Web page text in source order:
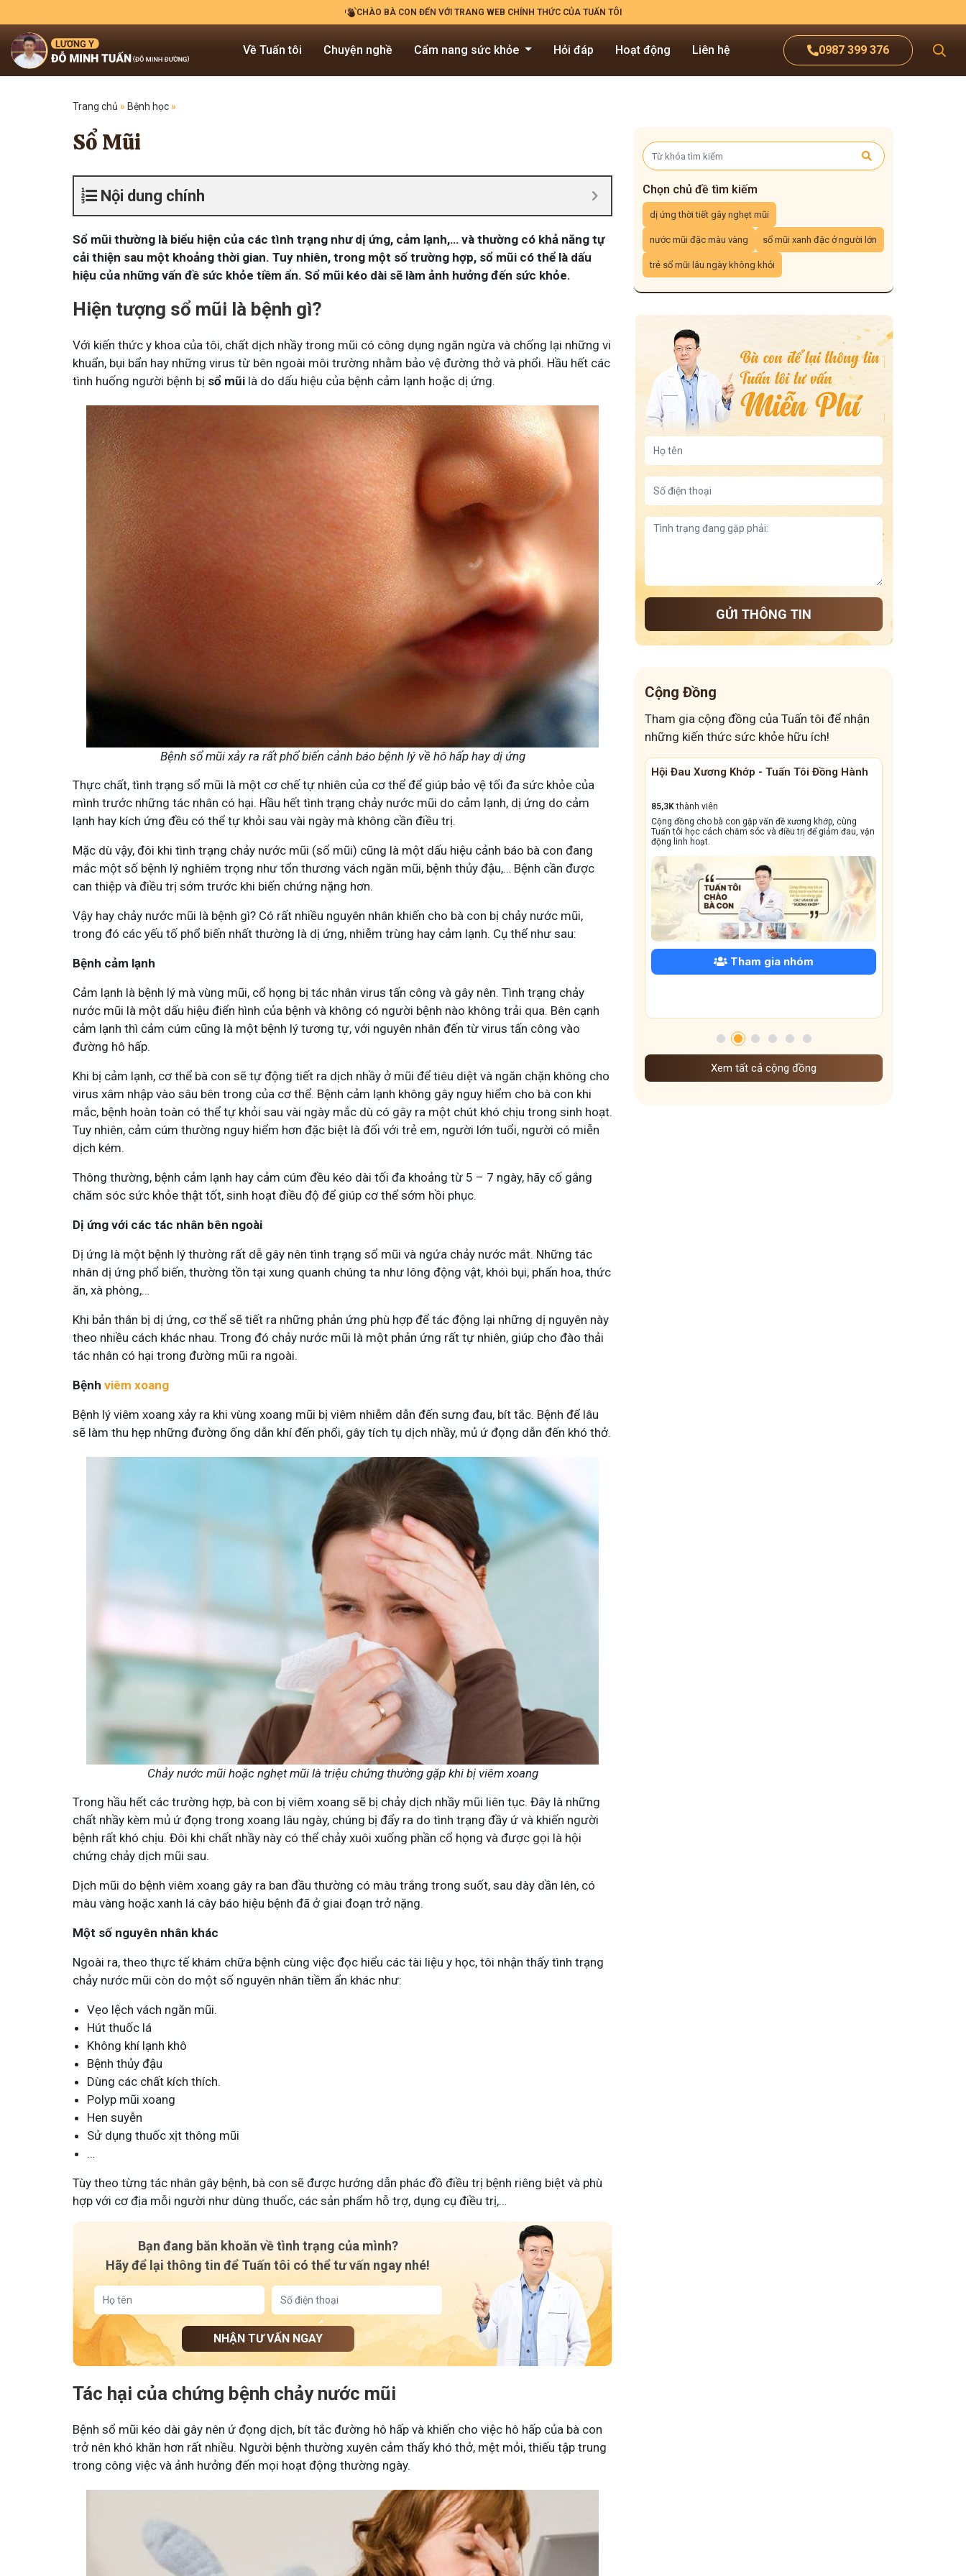
CHÀO BÀ CON ĐẾN VỚI TRANG WEB CHÍNH THỨC CỦA TUẤN TÔI
0987 399 376
Về Tuấn tôi Chuyện nghề Cẩm nang sức khỏe Hỏi đáp Hoạt động Liên hệ
Trang chủ » Bệnh học »
Sổ Mũi
Nội dung chính
Sổ mũi thường là biểu hiện của các tình trạng như dị ứng, cảm lạnh,… và thường có khả năng tự
cải thiện sau một khoảng thời gian. Tuy nhiên, trong một số trường hợp, sổ mũi có thể là dấu
hiệu của những vấn đề sức khỏe tiềm ẩn. Sổ mũi kéo dài sẽ làm ảnh hưởng đến sức khỏe.
Hiện tượng sổ mũi là bệnh gì?
Với kiến thức y khoa của tôi, chất dịch nhầy trong mũi có công dụng ngăn ngừa và chống lại những vi
khuẩn, bụi bẩn hay những virus từ bên ngoài môi trường nhằm bảo vệ đường thở và phổi. Hầu hết các
tình huống người bệnh bị sổ mũi là do dấu hiệu của bệnh cảm lạnh hoặc dị ứng.
Bệnh sổ mũi xảy ra rất phổ biến cảnh báo bệnh lý về hô hấp hay dị ứng
Thực chất, tình trạng sổ mũi là một cơ chế tự nhiên của cơ thể để giúp bảo vệ tối đa sức khỏe của
mình trước những tác nhân có hại. Hầu hết tình trạng chảy nước mũi do cảm lạnh, dị ứng do cảm
lạnh hay kích ứng đều có thể tự khỏi sau vài ngày mà không cần điều trị.
Mặc dù vậy, đôi khi tình trạng chảy nước mũi (sổ mũi) cũng là một dấu hiệu cảnh báo bà con đang
mắc một số bệnh lý nghiêm trọng như tổn thương vách ngăn mũi, bệnh thủy đậu,… Bệnh cần được
can thiệp và điều trị sớm trước khi biến chứng nặng hơn.
Vậy hay chảy nước mũi là bệnh gì? Có rất nhiều nguyên nhân khiến cho bà con bị chảy nước mũi,
trong đó các yếu tố phổ biến nhất thường là dị ứng, nhiễm trùng hay cảm lạnh. Cụ thể như sau:
Bệnh cảm lạnh
Cảm lạnh là bệnh lý mà vùng mũi, cổ họng bị tác nhân virus tấn công và gây nên. Tình trạng chảy
nước mũi là một dấu hiệu điển hình của bệnh và không có người bệnh nào không trải qua. Bên cạnh
cảm lạnh thì cảm cúm cũng là một bệnh lý tương tự, với nguyên nhân đến từ virus tấn công vào
đường hô hấp.
Khi bị cảm lạnh, cơ thể bà con sẽ tự động tiết ra dịch nhầy ở mũi để tiêu diệt và ngăn chặn không cho
virus xâm nhập vào sâu bên trong của cơ thể. Bệnh cảm lạnh không gây nguy hiểm cho bà con khi
mắc, bệnh hoàn toàn có thể tự khỏi sau vài ngày mắc dù có gây ra một chút khó chịu trong sinh hoạt.
Tuy nhiên, cảm cúm thường nguy hiểm hơn đặc biệt là đối với trẻ em, người lớn tuổi, người có miễn
dịch kém.
Thông thường, bệnh cảm lạnh hay cảm cúm đều kéo dài tối đa khoảng từ 5 – 7 ngày, hãy cố gắng
chăm sóc sức khỏe thật tốt, sinh hoạt điều độ để giúp cơ thể sớm hồi phục.
Dị ứng với các tác nhân bên ngoài
Dị ứng là một bệnh lý thường rất dễ gây nên tình trạng sổ mũi và ngứa chảy nước mắt. Những tác
nhân dị ứng phổ biến, thường tồn tại xung quanh chúng ta như lông động vật, khói bụi, phấn hoa, thức
ăn, xà phòng,…
Khi bản thân bị dị ứng, cơ thể sẽ tiết ra những phản ứng phù hợp để tác động lại những dị nguyên này
theo nhiều cách khác nhau. Trong đó chảy nước mũi là một phản ứng rất tự nhiên, giúp cho đào thải
tác nhân có hại trong đường mũi ra ngoài.
Bệnh viêm xoang
Bệnh lý viêm xoang xảy ra khi vùng xoang mũi bị viêm nhiễm dẫn đến sưng đau, bít tắc. Bệnh để lâu
sẽ làm thu hẹp những đường ống dẫn khí đến phổi, gây tích tụ dịch nhầy, mủ ứ đọng dẫn đến khó thở.
Chảy nước mũi hoặc nghẹt mũi là triệu chứng thường gặp khi bị viêm xoang
Trong hầu hết các trường hợp, bà con bị viêm xoang sẽ bị chảy dịch nhầy mũi liên tục. Đây là những
chất nhầy kèm mủ ứ đọng trong xoang lâu ngày, chúng bị đẩy ra do tình trạng đầy ứ và khiến người
bệnh rất khó chịu. Đôi khi chất nhầy này có thể chảy xuôi xuống phần cổ họng và được gọi là hội
chứng chảy dịch mũi sau.
Dịch mũi do bệnh viêm xoang gây ra ban đầu thường có màu trắng trong suốt, sau dày dần lên, có
màu vàng hoặc xanh lá cây báo hiệu bệnh đã ở giai đoạn trở nặng.
Một số nguyên nhân khác
Ngoài ra, theo thực tế khám chữa bệnh cùng việc đọc hiểu các tài liệu y học, tôi nhận thấy tình trạng
chảy nước mũi còn do một số nguyên nhân tiềm ẩn khác như:
Vẹo lệch vách ngăn mũi.
Hút thuốc lá
Không khí lạnh khô
Bệnh thủy đậu
Dùng các chất kích thích.
Polyp mũi xoang
Hen suyễn
Sử dụng thuốc xịt thông mũi
…
Tùy theo từng tác nhân gây bệnh, bà con sẽ được hướng dẫn phác đồ điều trị bệnh riêng biệt và phù
hợp với cơ địa mỗi người như dùng thuốc, các sản phẩm hỗ trợ, dụng cụ điều trị,…
Bạn đang băn khoăn về tình trạng của mình?
Hãy để lại thông tin để Tuấn tôi có thể tư vấn ngay nhé!
NHẬN TƯ VẤN NGAY
Tác hại của chứng bệnh chảy nước mũi
Bệnh sổ mũi kéo dài gây nên ứ đọng dịch, bít tắc đường hô hấp và khiến cho việc hô hấp của bà con
trở nên khó khăn hơn rất nhiều. Người bệnh thường xuyên cảm thấy khó thở, mệt mỏi, thiếu tập trung
trong công việc và ảnh hưởng đến mọi hoạt động thường ngày.
Chọn chủ đề tìm kiếm
dị ứng thời tiết gây nghẹt mũi
nước mũi đặc màu vàng sổ mũi xanh đặc ở người lớn
trẻ sổ mũi lâu ngày không khỏi
GỬI THÔNG TIN
Cộng Đồng
Tham gia cộng đồng của Tuấn tôi để nhận
những kiến thức sức khỏe hữu ích!
gây khó chịu và ảnh hưởng sinh hoạt.
Tham gia nhóm
95,5kthành viên
Góc nhỏ tôi chia sẻ với bà con về chuyện thuốc Nam, về
Tham gia nhóm
85,3K thành viên
Cộng đồng cho bà con gặp vấn đề xương khớp, cùng
Cộng Đồng Chữa Bệnh Tai Mũi Họng
13,1kthành viên
Cộng đồng này sẽ giúp bà con đẩy lùi tình trạng ho dai
dẳng, viêm xoang tái phát triền miền, amidan sưng đỏ,...
Xem tất cả cộng đồng